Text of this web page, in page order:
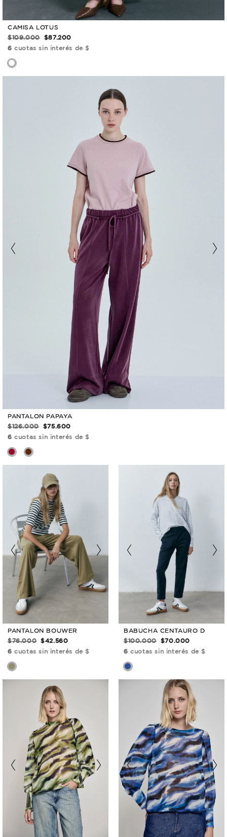
CAMISA LOTUS
$109.000
$87.200
6 cuotas sin interés de $
PANTALON PAPAYA
$126.000
$75.600
6 cuotas sin interés de $
PANTALON BOUWER
$76.000
$42.560
6 cuotas sin interés de $
BABUCHA CENTAURO D
$100.000
$70.000
6 cuotas sin interés de $